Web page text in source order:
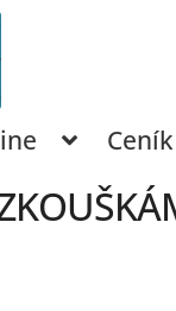
Ceník